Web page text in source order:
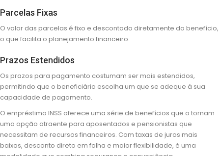
Parcelas Fixas
O valor das parcelas é fixo e descontado diretamente do benefício,
o que facilita o planejamento financeiro.
Prazos Estendidos
Os prazos para pagamento costumam ser mais estendidos,
permitindo que o beneficiário escolha um que se adeque à sua
capacidade de pagamento.
O empréstimo INSS oferece uma série de benefícios que o tornam
uma opção atraente para aposentados e pensionistas que
necessitam de recursos financeiros. Com taxas de juros mais
baixas, desconto direto em folha e maior flexibilidade, é uma